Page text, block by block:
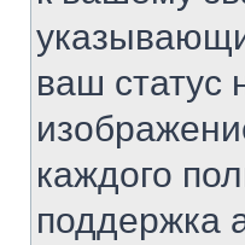
ваш статус
каждого
поддержка